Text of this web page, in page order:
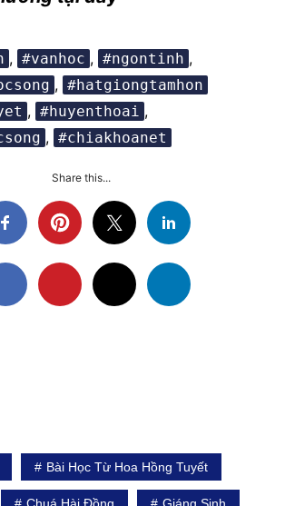
, #vanhoc , #ngontinh ,
, #hatgiongtamhon
, #huyenthoai ,
, #chiakhoanet
Share this...
Bài Học Từ Hoa Hồng Tuyết
Chuá Hài Đồng Giáng Sinh